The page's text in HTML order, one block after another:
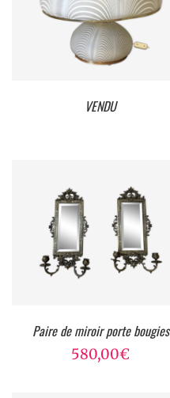
VENDU
Paire de miroir porte bougies
580,00€